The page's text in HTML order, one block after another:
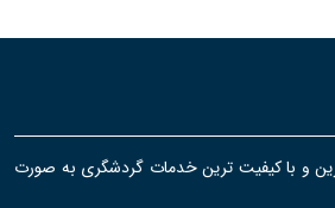
و با کیفیت ترین خدمات گردشگری به صورت